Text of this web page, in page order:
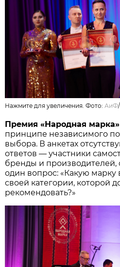
Нажмите для увеличения. Фото: АиФ
Премия «Народная
принципе независимого
выбора. В анкетах
ответов — участники
бренды и производителей,
один вопрос: «Какую марку
своей категории, которой
рекомендовать?»